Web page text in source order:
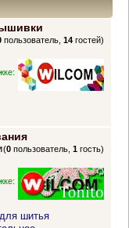
пользователь,14 гостей)
(0 пользователь,1 гость)
шитья